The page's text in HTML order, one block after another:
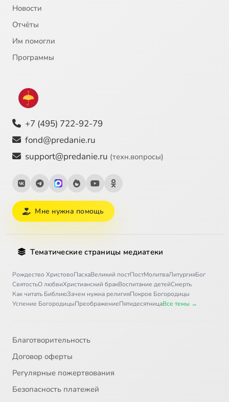
Новости
Отчёты
Им помогли
Программы
+7 (495) 722-92-79
fond@predanie.ru
support@predanie.ru (техн.вопросы)
Мне нужна помощь
Тематические страницы медиатеки
Рождество ХристовоПасхаВеликий постПостМолитваЛитургияБог
СвятостьО любвиХристианский бракВоспитание детейСмерть
Как читать БиблиюЗачем нужна религияПокров Богородицы
Успение БогородицыПреображениеПятидесятницаВсе темы →
Благотворительность
Договор оферты
Регулярные пожертвования
Безопасность платежей